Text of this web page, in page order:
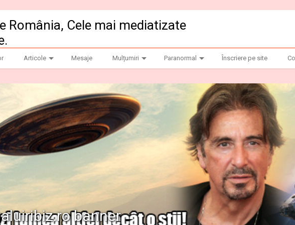
România, Cele mai mediatizate
Articole Mesaje Mulțumiri Paranormal Înscriere pe site
banner